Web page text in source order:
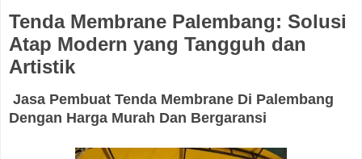
Tenda Membrane Palembang: Solusi
Atap Modern yang Tangguh dan
Artistik
Jasa Pembuat Tenda Membrane Di Palembang
Dengan Harga Murah Dan Bergaransi